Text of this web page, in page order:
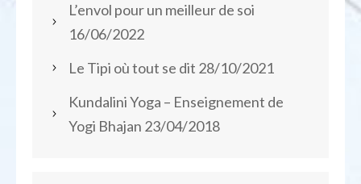
L’envol pour un meilleur de soi
16/06/2022
Le Tipi où tout se dit 28/10/2021
Kundalini Yoga – Enseignement de
Yogi Bhajan 23/04/2018